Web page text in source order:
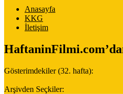
Anasayfa
KKG
İletişim
Gösterimdekiler (32. hafta):
Arşivden Seçkiler: